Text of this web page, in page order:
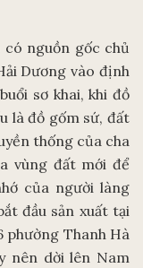
nguồn gốc chủ
Dương vào định
sơ khai, khi đồ
là đồ gốm sứ, đất
thống của cha
vùng đất mới để
của người làng
đầu sản xuất tại
phường Thanh Hà
nên dời lên Nam